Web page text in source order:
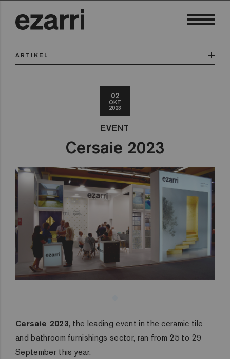
ARTIKEL
02
OKT
2023
EVENT
Cersaie 2023
Cersaie 2023, the leading event in the ceramic tile
and bathroom furnishings sector, ran from 25 to 29
September this year.